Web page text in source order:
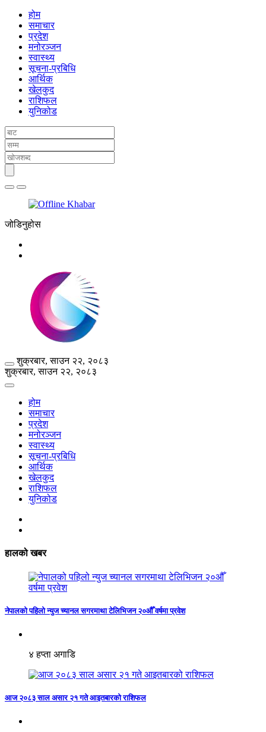
होम
समाचार
प्रदेश
मनोरञ्जन
स्वास्थ्य
सूचना-प्रबिधि
आर्थिक
खेलकुद
राशिफल
युनिकोड
जोडिनुहोस
शुक्रबार, साउन २२, २०८३
शुक्रबार, साउन २२, २०८३
होम
समाचार
प्रदेश
मनोरञ्जन
स्वास्थ्य
सूचना-प्रबिधि
आर्थिक
खेलकुद
राशिफल
युनिकोड
हालको खबर
नेपालको पहिलो न्युज च्यानल सगरमाथा टेलिभिजन २०औँ वर्षमा प्रवेश
४ हप्ता अगाडि
आज २०८३ साल असार २१ गते आइतबारको राशिफल